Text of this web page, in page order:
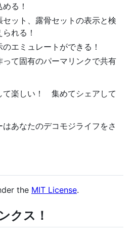
る！
ット、露骨セットの表示と検
れる！
エミュレートができる！
って固有のパーマリンクで共有
楽しい！ 集めてシェアして
あなたのデコモジライフをさ
the MIT License.
クス！